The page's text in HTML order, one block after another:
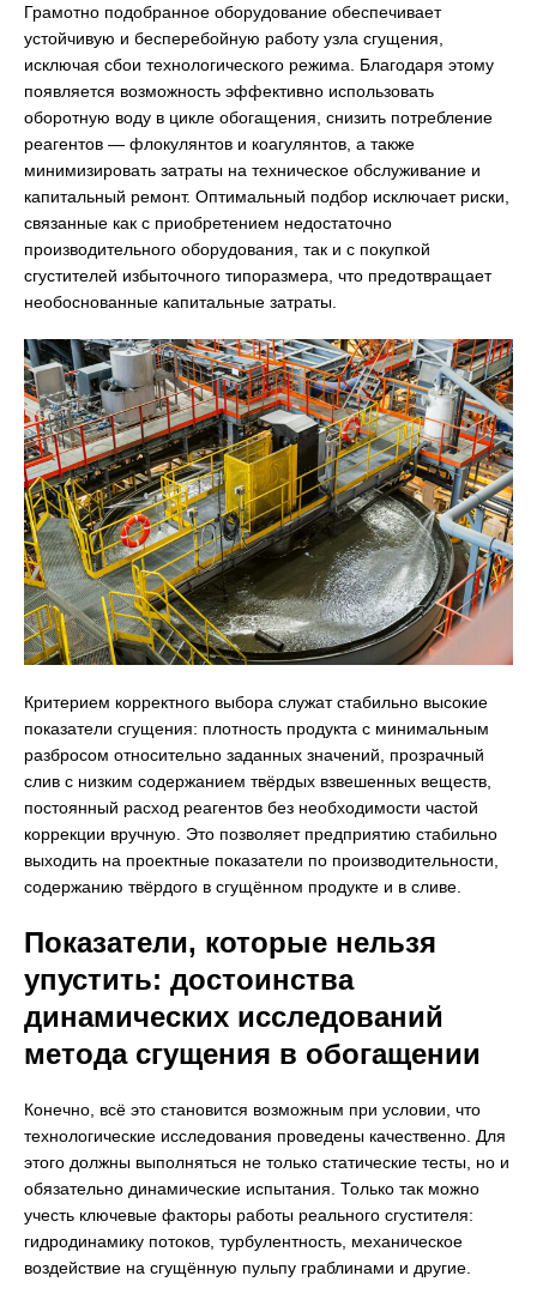
Грамотно подобранное оборудование обеспечивает
устойчивую и бесперебойную работу узла сгущения,
исключая сбои технологического режима. Благодаря этому
появляется возможность эффективно использовать
оборотную воду в цикле обогащения, снизить потребление
реагентов — флокулянтов и коагулянтов, а также
минимизировать затраты на техническое обслуживание и
капитальный ремонт. Оптимальный подбор исключает риски,
связанные как с приобретением недостаточно
производительного оборудования, так и с покупкой
сгустителей избыточного типоразмера, что предотвращает
необоснованные капитальные затраты.
Критерием корректного выбора служат стабильно высокие
показатели сгущения: плотность продукта с минимальным
разбросом относительно заданных значений, прозрачный
слив с низким содержанием твёрдых взвешенных веществ,
постоянный расход реагентов без необходимости частой
коррекции вручную. Это позволяет предприятию стабильно
выходить на проектные показатели по производительности,
содержанию твёрдого в сгущённом продукте и в сливе.
Показатели, которые нельзя
упустить: достоинства
динамических исследований
метода сгущения в обогащении
Конечно, всё это становится возможным при условии, что
технологические исследования проведены качественно. Для
этого должны выполняться не только статические тесты, но и
обязательно динамические испытания. Только так можно
учесть ключевые факторы работы реального сгустителя:
гидродинамику потоков, турбулентность, механическое
воздействие на сгущённую пульпу граблинами и другие.